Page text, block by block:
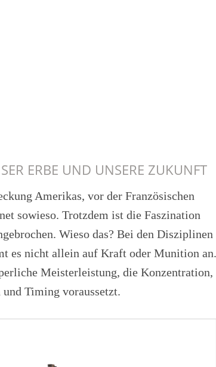
ERBE UND UNSERE ZUKUNFT
Amerikas, vor der Französischen
sowieso. Trotzdem ist die Faszination
Wieso das? Bei den Disziplinen
es nicht allein auf Kraft oder Munition an.
Meisterleistung, die Konzentration,
Timing voraussetzt.